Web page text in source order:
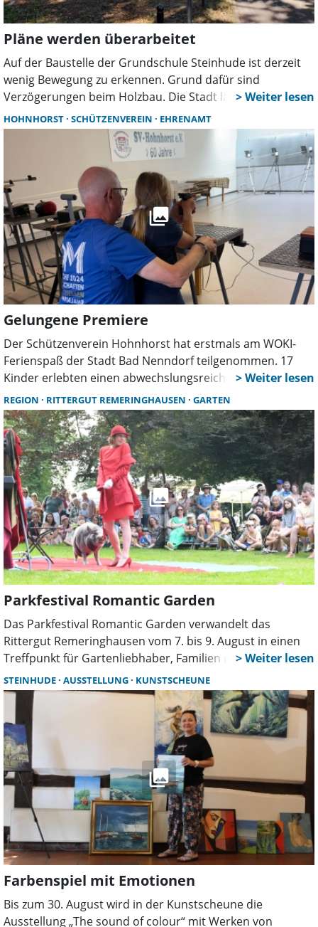
Pläne werden überarbeitet
Auf der Baustelle der Grundschule Steinhude ist derzeit
wenig Bewegung zu erkennen. Grund dafür sind
Verzögerungen beim Holzbau. Die Stadt lässt aktuell
Montage- und Ablaufpläne überarbeiten. Ob sich daraus
Folgen für den Zeitplan des ersten Bauabschnitts
ergeben, ist noch offen.
HOHNHORST SCHÜTZENVEREIN EHRENAMT
Gelungene Premiere
Der Schützenverein Hohnhorst hat erstmals am WOKI-
Ferienspaß der Stadt Bad Nenndorf teilgenommen. 17
Kinder erlebten einen abwechslungsreichen Tag mit
Lichtpunktschießen, Blasrohrsport, Spielen und
Experimenten. Zwölf Ehrenamtliche sorgten für eine
intensive Betreuung.
REGION RITTERGUT REMERINGHAUSEN GARTEN
Parkfestival Romantic Garden
Das Parkfestival Romantic Garden verwandelt das
Rittergut Remeringhausen vom 7. bis 9. August in einen
Treffpunkt für Gartenliebhaber, Familien und Genießer.
Mehr als 130 Aussteller, Live-Musik, Parkführungen,
Kunsthandwerk und zahlreiche Mitmachaktionen sorgen
für ein abwechslungsreiches Sommerwochenende.
STEINHUDE AUSSTELLUNG KUNSTSCHEUNE
Farbenspiel mit Emotionen
Bis zum 30. August wird in der Kunstscheune die
Ausstellung „The sound of colour“ mit Werken von